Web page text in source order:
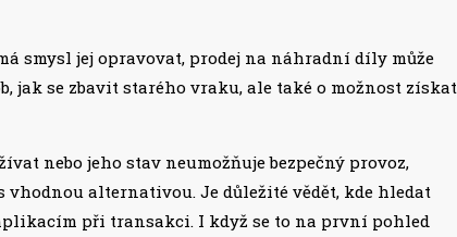
smysl jej opravovat, prodej na náhradní díly může
jak se zbavit starého vraku, ale také o možnost získat
nebo jeho stav neumožňuje bezpečný provoz,
alternativou. Je důležité vědět, kde hledat
při transakci. I když se to na první pohled